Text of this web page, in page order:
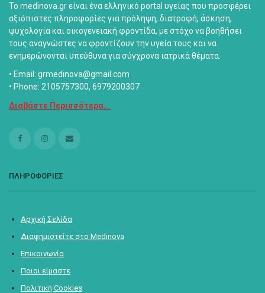
Το medinova.gr είναι ένα ελληνικό portal υγείας που προσφέρει
αξιόπιστες πληροφορίες για πρόληψη, διατροφή, άσκηση,
ψυχολογία και οικογενειακή φροντίδα, με στόχο να βοηθήσει
τους αναγνώστες να φροντίζουν την υγεία τους και να
ενημερώνονται υπεύθυνα για σύγχρονα ιατρικά θέματα.
• Email: grmedinova@gmail.com
• Phone: 2105757300, 6979200307
Διαβάστε Περισσότερα...
ΠΛΗΡΟΦΟΡΙΕΣ
Αρχική Σελίδα
Διαφημιστείτε στο Medinova
Επικοινωνία
Ποιοι είμαστε
Πολιτική Cookies